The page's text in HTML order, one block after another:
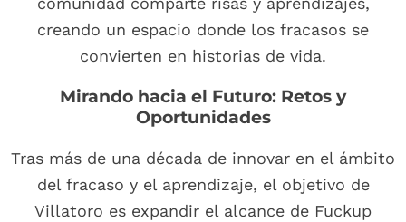
creando un espacio donde los fracasos se
convierten en historias de vida.
Mirando hacia el Futuro: Retos y
Oportunidades
Tras más de una década de innovar en el ámbito
del fracaso y el aprendizaje, el objetivo de
Villatoro es expandir el alcance de Fuckup